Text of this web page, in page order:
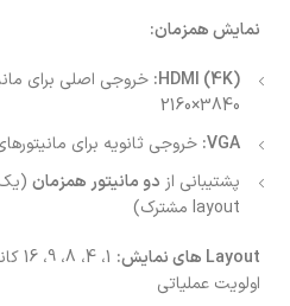
نمایش همزمان:
HDMI (4K):
3840×2160
VGA: خروجی ثانویه برای
پشتیبانی از دو مانیتور همزمان
layout مشترک)
Layout های نمایش:
1،
اولویت عملیاتی